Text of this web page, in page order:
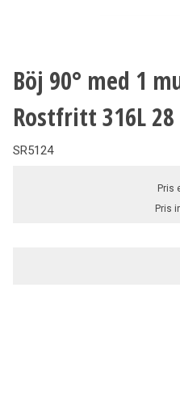
Böj 90° med 1
Rostfritt 316L
SR5124
Pris
Pris